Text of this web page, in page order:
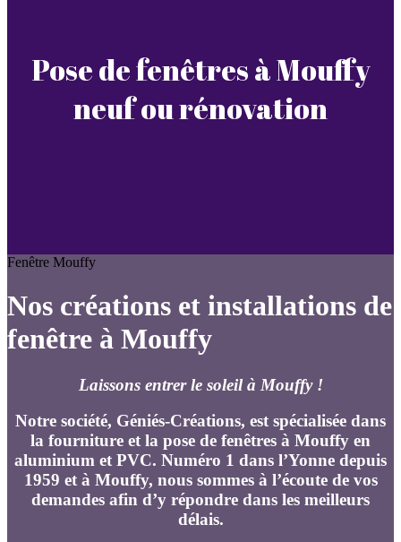
Pose de fenêtres à Mouffy
neuf ou rénovation
Fenêtre Mouffy
Nos créations et installations de
fenêtre à Mouffy
Laissons entrer le soleil à Mouffy !
Notre société, Géniés-Créations, est spécialisée dans
la fourniture et la pose de fenêtres à Mouffy en
aluminium et PVC. Numéro 1 dans l’Yonne depuis
1959 et à Mouffy, nous sommes à l’écoute de vos
demandes afin d’y répondre dans les meilleurs
délais.